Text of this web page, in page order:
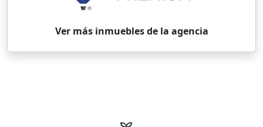
Ver más inmuebles de la agencia